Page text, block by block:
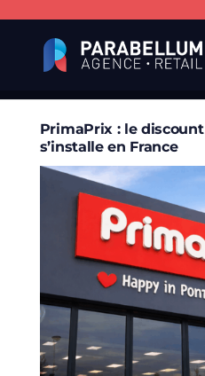
PrimaPrix : le
s’installe en France